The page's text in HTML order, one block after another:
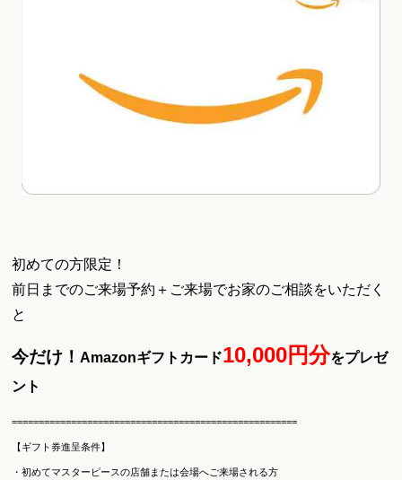
初めての方限定！
前日までのご来場予約＋ご来場でお家のご相談をいただく
と
今だけ！Amazonギフトカード10,000円分をプレゼ
ント
=====================================================
【ギフト券進呈条件】
・初めてマスターピースの店舗または会場へご来場される方